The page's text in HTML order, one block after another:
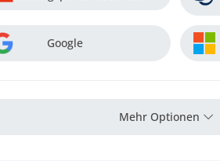
Google
Mehr Optionen